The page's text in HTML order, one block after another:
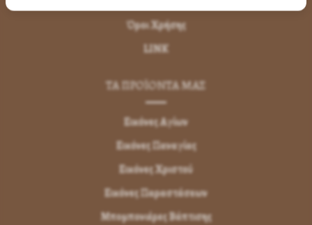
Όροι Χρήσης
LINK
ΤΑ ΠΡΟΪΟΝΤΑ ΜΑΣ
Εικόνες Αγίων
Εικόνες Παναγίας
Εικόνες Χριστού
Εικόνες Παραστάσεων
Μπομπονιέρες Βάπτισης